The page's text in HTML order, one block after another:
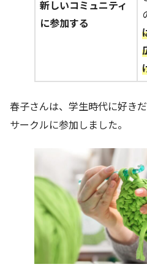
新しいコミュニティ
に参加する
春子さんは、学生時代に好き
サークルに参加しました。